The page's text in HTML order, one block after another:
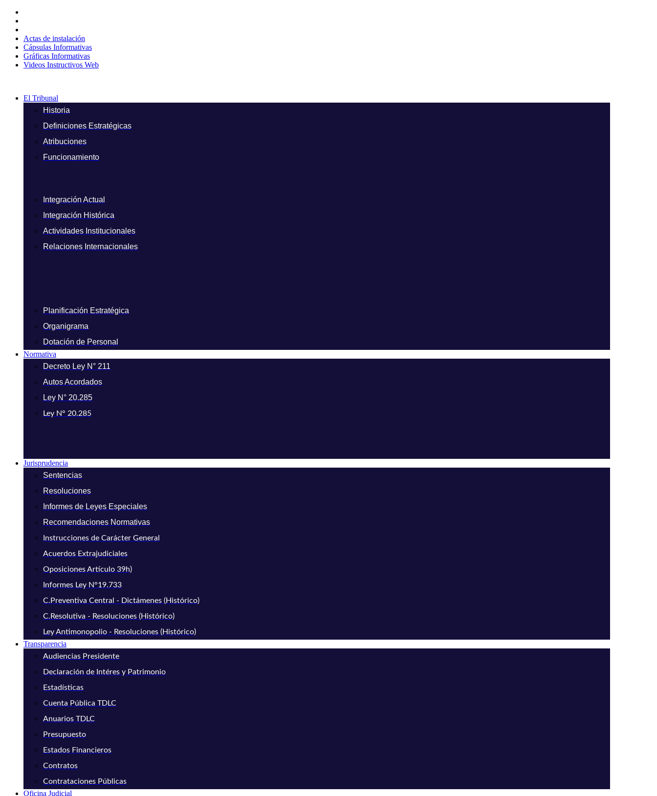
contenido
Actas de instalación
Cápsulas Informativas
Gráficas Informativas
Videos Instructivos Web
El Tribunal
Historia
Definiciones Estratégicas
Atribuciones
Funcionamiento
Integración Actual
Integración Histórica
Actividades Institucionales
Relaciones Internacionales
Planificación Estratégica
Organigrama
Dotación de Personal
Normativa
Decreto Ley N° 211
Autos Acordados
Ley N° 20.285
Ley N° 20.285
Jurisprudencia
Sentencias
Resoluciones
Informes de Leyes Especiales
Recomendaciones Normativas
Instrucciones de Carácter General
Acuerdos Extrajudiciales
Oposiciones Artículo 39h)
Informes Ley N°19.733
C.Preventiva Central - Dictámenes (Histórico)
C.Resolutiva - Resoluciones (Histórico)
Ley Antimonopolio - Resoluciones (Histórico)
Transparencia
Audiencias Presidente
Declaración de Intéres y Patrimonio
Estadísticas
Cuenta Pública TDLC
Anuarios TDLC
Presupuesto
Estados Financieros
Contratos
Contrataciones Públicas
Oficina Judicial